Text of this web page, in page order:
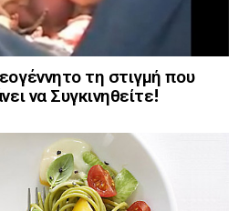
τη στιγμή που
να Συγκινηθείτε!